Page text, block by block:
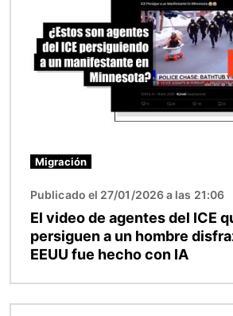
Migración
Publicado el 27/01/2026 a las 21:06
El video de agentes del ICE
persiguen a un hombre
EEUU fue hecho con IA